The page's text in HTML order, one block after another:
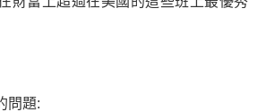
問題: